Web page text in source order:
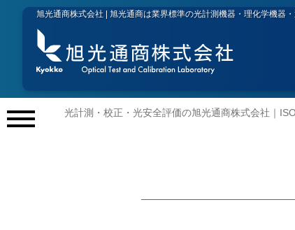
旭光通商株式会社 | 旭光通商は業界標準の光計測機器・理化学機器
メ
光計測・校正・光安全評価の旭光通商株式会社｜